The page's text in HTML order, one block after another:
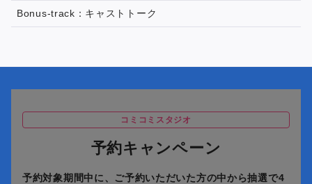
Bonus-track：キャストトーク
コミコミスタジオ
予約キャンペーン
予約対象期間中に、ご予約いただいた方の中から抽選で4